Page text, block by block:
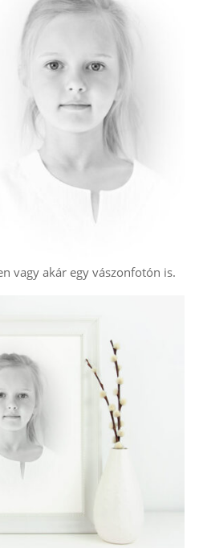
vagy akár egy vászonfotón is.